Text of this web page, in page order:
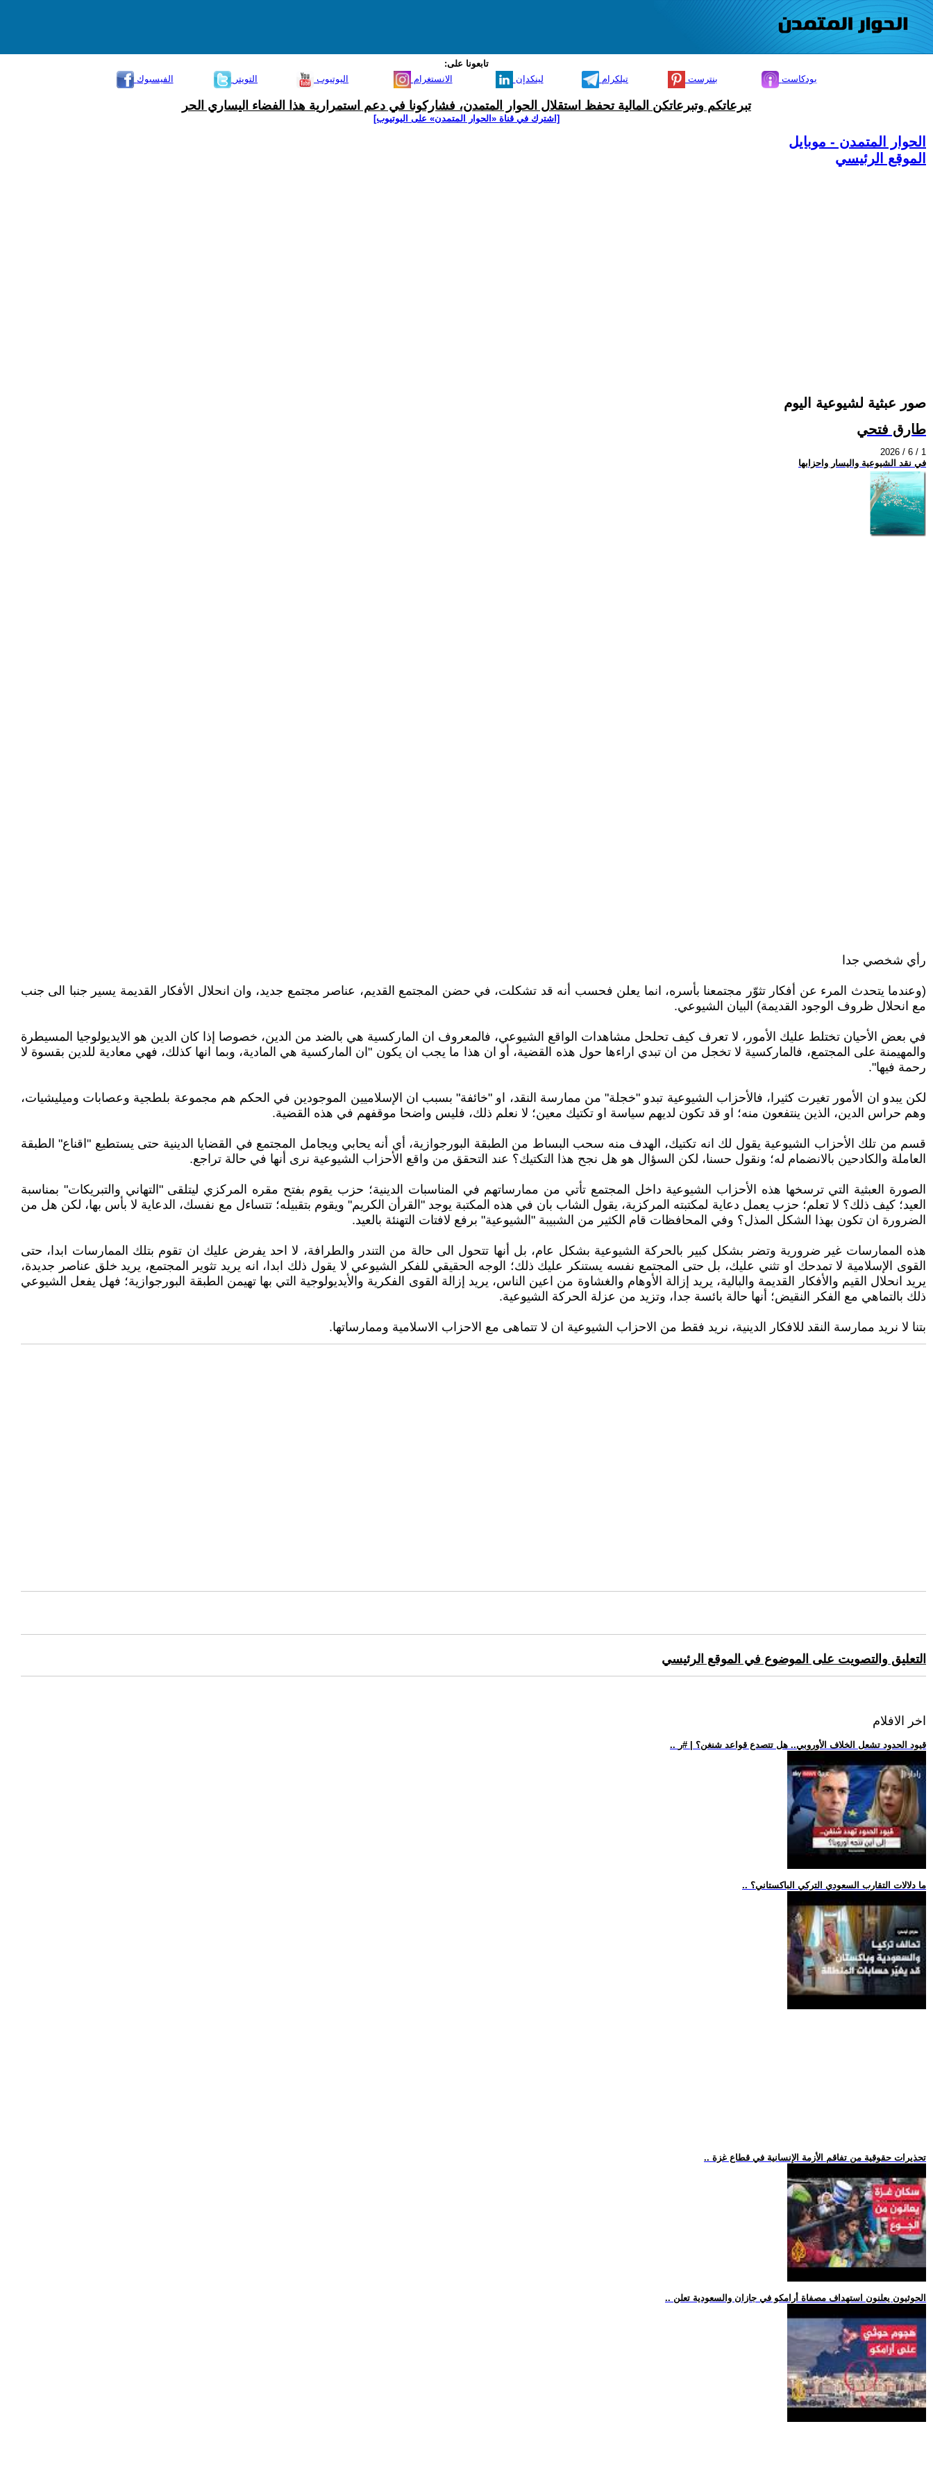
تابعونا على:
الفيسبوك
التويتر اليوتيوب الانستغرام لينكدإن تيلكرام بنترست بودكاست
تبرعاتكم وتبرعاتكن المالية تحفظ استقلال الحوار المتمدن، فشاركونا في دعم استمرارية هذا الفضاء اليساري الحر
[اشترك في قناة ‫«الحوار المتمدن» على اليوتيوب]
الحوار المتمدن - موبايل
الموقع الرئيسي
صور عبثية لشيوعية اليوم
طارق فتحي
2026 / 6 / 1
في نقد الشيوعية واليسار واحزابها
رأي شخصي جدا
(وعندما يتحدث المرء عن أفكار تثوّر مجتمعنا بأسره، انما يعلن فحسب أنه قد تشكلت، في حضن المجتمع القديم، عناصر مجتمع جديد، وان انحلال الأفكار القديمة يسير جنبا الى جنب
مع انحلال ظروف الوجود القديمة) البيان الشيوعي.
في بعض الأحيان تختلط عليك الأمور، لا تعرف كيف تحلحل مشاهدات الواقع الشيوعي، فالمعروف ان الماركسية هي بالضد من الدين، خصوصا إذا كان الدين هو الايديولوجيا المسيطرة
والمهيمنة على المجتمع، فالماركسية لا تخجل من ان تبدي اراءها حول هذه القضية، أو ان هذا ما يجب ان يكون "ان الماركسية هي المادية، وبما انها كذلك، فهي معادية للدين بقسوة لا
رحمة فيها".
لكن يبدو ان الأمور تغيرت كثيرا، فالأحزاب الشيوعية تبدو "خجلة" من ممارسة النقد، او "خائفة" بسبب ان الإسلاميين الموجودين في الحكم هم مجموعة بلطجية وعصابات وميليشيات،
وهم حراس الدين، الذين ينتفعون منه؛ او قد تكون لديهم سياسة او تكتيك معين؛ لا نعلم ذلك، فليس واضحا موقفهم في هذه القضية.
قسم من تلك الأحزاب الشيوعية يقول لك انه تكتيك، الهدف منه سحب البساط من الطبقة البورجوازية، أي أنه يحابي ويجامل المجتمع في القضايا الدينية حتى يستطيع "اقناع" الطبقة
العاملة والكادحين بالانضمام له؛ ونقول حسنا، لكن السؤال هو هل نجح هذا التكتيك؟ عند التحقق من واقع الأحزاب الشيوعية نرى أنها في حالة تراجع.
الصورة العبثية التي ترسخها هذه الأحزاب الشيوعية داخل المجتمع تأتي من ممارساتهم في المناسبات الدينية؛ حزب يقوم بفتح مقره المركزي ليتلقى "التهاني والتبريكات" بمناسبة
العيد؛ كيف ذلك؟ لا تعلم؛ حزب يعمل دعاية لمكتبته المركزية، يقول الشاب بان في هذه المكتبة يوجد "القرأن الكريم" ويقوم بتقبيله؛ تتساءل مع نفسك، الدعاية لا بأس بها، لكن هل من
الضرورة ان تكون بهذا الشكل المذل؟ وفي المحافظات قام الكثير من الشبيبة "الشيوعية" برفع لافتات التهنئة بالعيد.
هذه الممارسات غير ضرورية وتضر بشكل كبير بالحركة الشيوعية بشكل عام، بل أنها تتحول الى حالة من التندر والطرافة، لا احد يفرض عليك ان تقوم بتلك الممارسات ابدا، حتى
القوى الإسلامية لا تمدحك او تثني عليك، بل حتى المجتمع نفسه يستنكر عليك ذلك؛ الوجه الحقيقي للفكر الشيوعي لا يقول ذلك ابدا، انه يريد تثوير المجتمع، يريد خلق عناصر جديدة،
يريد انحلال القيم والأفكار القديمة والبالية، يريد إزالة الأوهام والغشاوة من اعين الناس، يريد إزالة القوى الفكرية والأيديولوجية التي بها تهيمن الطبقة البورجوازية؛ فهل يفعل الشيوعي
ذلك بالتماهي مع الفكر النقيض؛ أنها حالة بائسة جدا، وتزيد من عزلة الحركة الشيوعية.
بتنا لا نريد ممارسة النقد للافكار الدينية، نريد فقط من الاحزاب الشيوعية ان لا تتماهى مع الاحزاب الاسلامية وممارساتها.
التعليق والتصويت على الموضوع في الموقع الرئيسي
اخر الافلام
.. قيود الحدود تشعل الخلاف الأوروبي.. هل تتصدع قواعد شنغن؟ | #ر
.. ما دلالات التقارب السعودي التركي الباكستاني؟
.. تحذيرات حقوقية من تفاقم الأزمة الإنسانية في قطاع غزة
.. الحوثيون يعلنون استهداف مصفاة أرامكو في جازان والسعودية تعلن